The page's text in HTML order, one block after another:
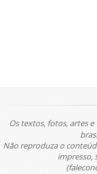
Os textos, fotos, artes
Não reproduza o
impresso,